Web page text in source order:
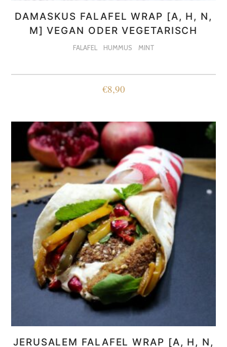
DAMASKUS FALAFEL WRAP [A, H, N,
M] VEGAN ODER VEGETARISCH
FALAFEL HUMMUS MINT
€8,90
JERUSALEM FALAFEL WRAP [A, H, N,